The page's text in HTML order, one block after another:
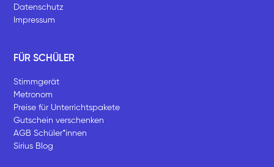
Datenschutz
Impressum
FÜR SCHÜLER
Stimmgerät
Metronom
Preise für Unterrichtspakete
Gutschein verschenken
AGB Schüler*innen
Sirius Blog